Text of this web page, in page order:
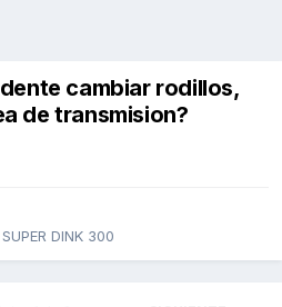
cambiar rodillos,
de transmision?
SUPER DINK 300